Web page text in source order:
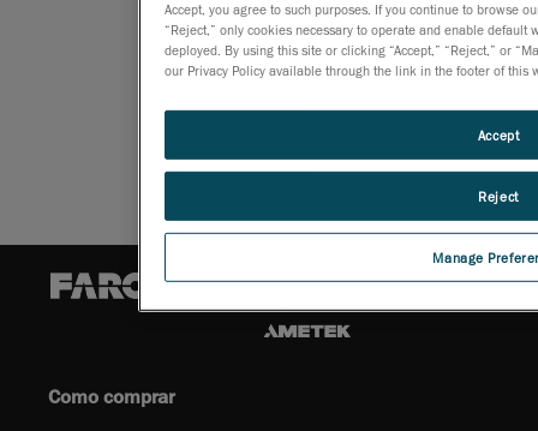
Como comprar
Accept, you agree to such purposes. If you continue to browse
“Reject,” only cookies necessary to operate and enable
deployed. By using this site or clicking “Accept,” “Reject,” or
our Privacy Policy available through the link in the footer of this
Manage
Reject
Accept